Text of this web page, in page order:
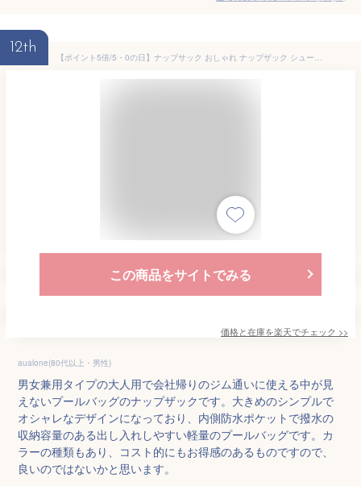
12th
【ポイント5倍/5・0の日】ナップサック おしゃれ ナップザック シューズケース ナップサック スポーツ プールバッグ 体操着入れ 撥水 スポーツ ジムサック 紐 メンズ ジムバッグ ジムバック 大容量 軽量 大人 レディース かわいい 大きめ 防災 ここたび COCOTABI
この商品をサイトでみる
価格と在庫を楽天でチェック >>
aualone(80代以上・男性)
男女兼用タイプの大人用で会社帰りのジム通いに使える中が見
えないプールバッグのナップザックです。大きめのシンプルで
オシャレなデザインになっており、内側防水ポケットで撥水の
収納容量のある出し入れしやすい軽量のプールバッグです。カ
ラーの種類もあり、コスト的にもお得感のあるものですので、
良いのではないかと思います。